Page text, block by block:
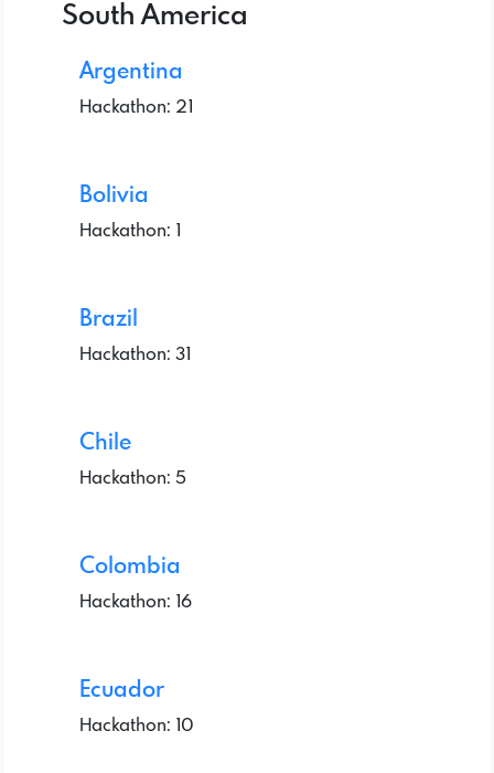
South America
Argentina
Hackathon: 21
Bolivia
Hackathon: 1
Brazil
Hackathon: 31
Chile
Hackathon: 5
Colombia
Hackathon: 16
Ecuador
Hackathon: 10